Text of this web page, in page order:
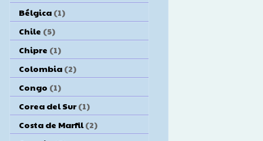
Bélgica (1)
Chile (5)
Chipre (1)
Colombia (2)
Congo (1)
Corea del Sur (1)
Costa de Marfil (2)